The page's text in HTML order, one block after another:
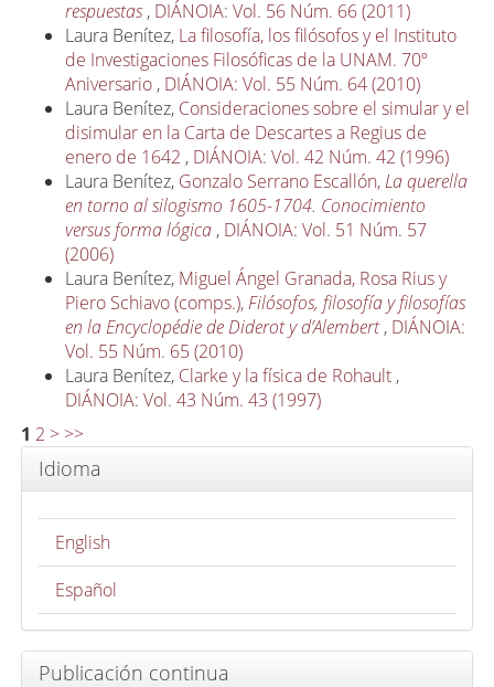
respuestas , DIÁNOIA: Vol. 56 Núm. 66 (2011)
Laura Benítez, La filosofía, los filósofos y el Instituto
de Investigaciones Filosóficas de la UNAM. 70º
Aniversario , DIÁNOIA: Vol. 55 Núm. 64 (2010)
Laura Benítez, Consideraciones sobre el simular y el
disimular en la Carta de Descartes a Regius de
enero de 1642 , DIÁNOIA: Vol. 42 Núm. 42 (1996)
Laura Benítez, Gonzalo Serrano Escallón, La querella
en torno al silogismo 1605-1704. Conocimiento
versus forma lógica , DIÁNOIA: Vol. 51 Núm. 57
(2006)
Laura Benítez, Miguel Ángel Granada, Rosa Rius y
Piero Schiavo (comps.), Filósofos, filosofía y filosofías
en la Encyclopédie de Diderot y d’Alembert , DIÁNOIA:
Vol. 55 Núm. 65 (2010)
Laura Benítez, Clarke y la física de Rohault ,
DIÁNOIA: Vol. 43 Núm. 43 (1997)
1 2 > >>
Idioma
English
Español
Publicación continua